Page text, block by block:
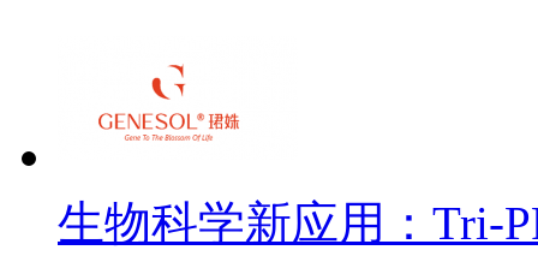
生物科学新应用：Tri-